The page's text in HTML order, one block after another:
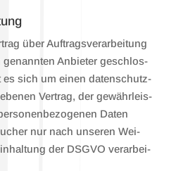
über Auf­trags­ver­ar­bei­tung
genann­ten Anbie­ter geschlos­
es sich um einen daten­schutz­
Ver­trag, der gewähr­leis­
Daten
nur nach unse­ren Wei­
der DSGVO ver­ar­bei­